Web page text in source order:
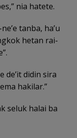
nia hatete.
tanba, ha’u
hetan rai-
de’it didin sira
hakilar.”
seluk halai ba